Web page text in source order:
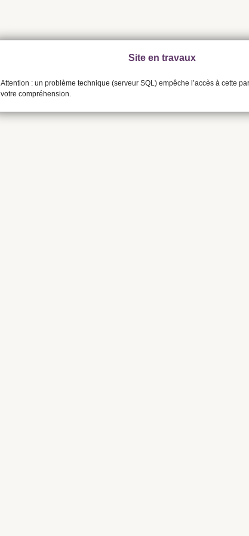
Site en travaux
Attention : un problème technique (serveur SQL) empêche l’accès à cette
votre compréhension.